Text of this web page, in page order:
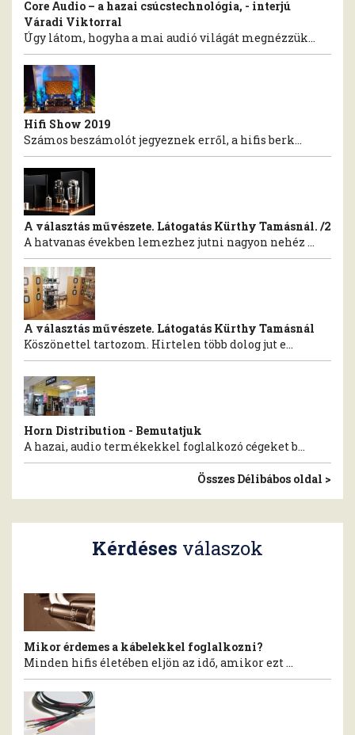
Core Audio – a hazai csúcstechnológia, - interjú
Váradi Viktorral
Úgy látom, hogyha a mai audió világát megnézzük...
Hifi Show 2019
Számos beszámolót jegyeznek erről, a hifis berk...
A választás művészete. Látogatás Kürthy Tamásnál. /2
A hatvanas években lemezhez jutni nagyon nehéz ...
A választás művészete. Látogatás Kürthy Tamásnál
Köszönettel tartozom. Hirtelen több dolog jut e...
Horn Distribution - Bemutatjuk
A hazai, audio termékekkel foglalkozó cégeket b...
Összes Délibábos oldal >
Kérdéses válaszok
Mikor érdemes a kábelekkel foglalkozni?
Minden hifis életében eljön az idő, amikor ezt ...